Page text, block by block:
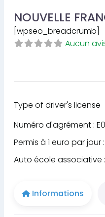
NOUVELLE
[wpseo_breadcrumb]
Aucun
Type of driver's license
Numéro d'agrément :
Permis à 1 euro par jour
Auto école associative
Informations